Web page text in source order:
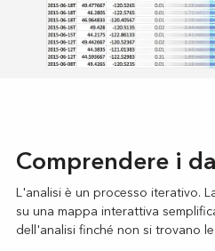
Comprendere i
L'analisi è un processo iterativo.
su una mappa interattiva
dell'analisi finché non si trovano